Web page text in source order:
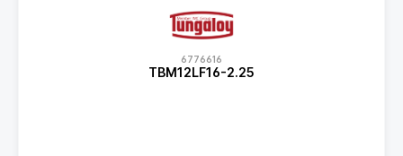
6776616
TBM12LF16-2.25